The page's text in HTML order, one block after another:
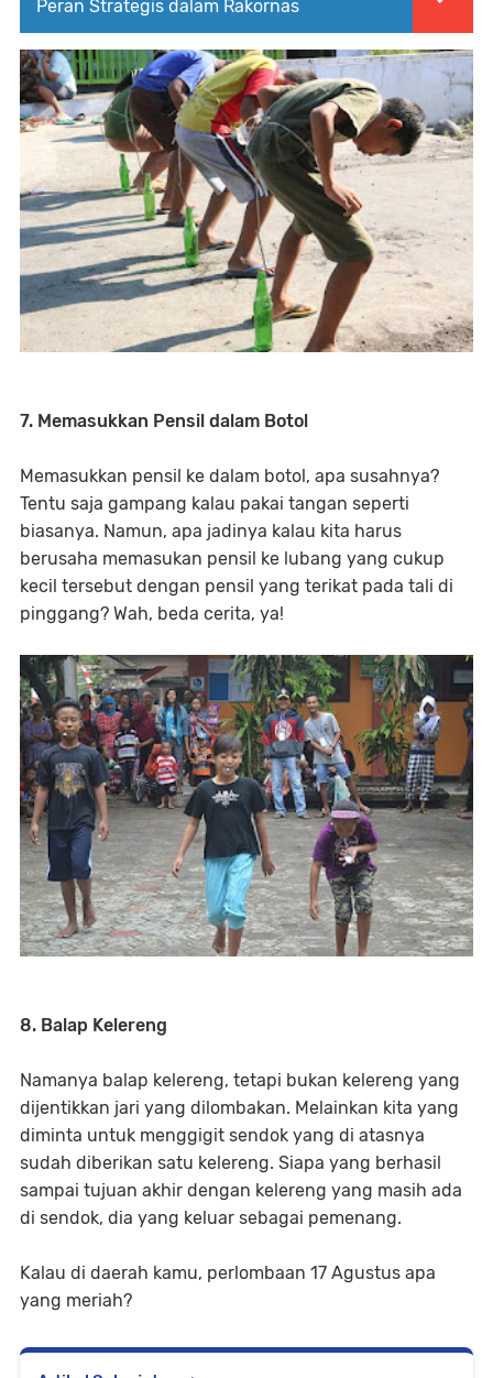
Peran Strategis dalam Rakornas
7. Memasukkan Pensil dalam Botol
Memasukkan pensil ke dalam botol, apa susahnya?
Tentu saja gampang kalau pakai tangan seperti
biasanya. Namun, apa jadinya kalau kita harus
berusaha memasukan pensil ke lubang yang cukup
kecil tersebut dengan pensil yang terikat pada tali di
pinggang? Wah, beda cerita, ya!
8. Balap Kelereng
Namanya balap kelereng, tetapi bukan kelereng yang
dijentikkan jari yang dilombakan. Melainkan kita yang
diminta untuk menggigit sendok yang di atasnya
sudah diberikan satu kelereng. Siapa yang berhasil
sampai tujuan akhir dengan kelereng yang masih ada
di sendok, dia yang keluar sebagai pemenang.
Kalau di daerah kamu, perlombaan 17 Agustus apa
yang meriah?